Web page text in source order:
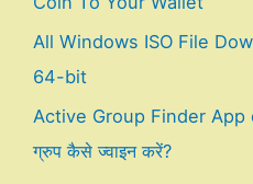
All Windows ISO File
64-bit
Active Group Finder App
ग्रुप कैसे ज्वाइन करें?